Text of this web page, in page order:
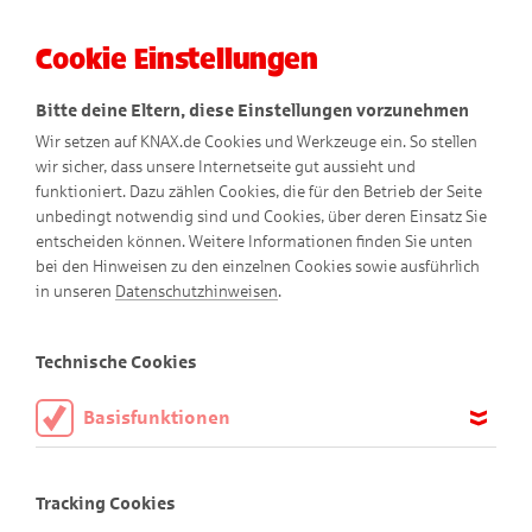
Stark für die Umwelt
Cookie Einstellungen
Bitte deine Eltern, diese Einstellungen vorzunehmen
Wir setzen auf KNAX.de Cookies und Werkzeuge ein. So stellen
wir sicher, dass unsere Internetseite gut aussieht und
funktioniert. Dazu zählen Cookies, die für den Betrieb der Seite
unbedingt notwendig sind und Cookies, über deren Einsatz Sie
entscheiden können. Weitere Informationen finden Sie unten
bei den Hinweisen zu den einzelnen Cookies sowie ausführlich
in unseren Datenschutzhinweisen.
Technische Cookies
Basisfunktionen
aktiviert sein.
Tracking Cookies